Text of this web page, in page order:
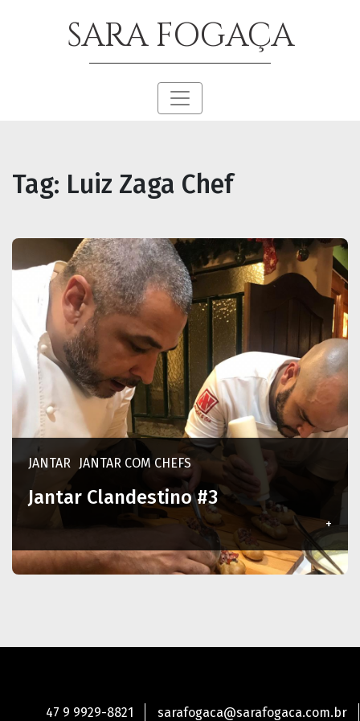
SARA FOGAÇA
Tag: Luiz Zaga Chef
JANTAR JANTAR COM CHEFS
Jantar Clandestino #3
+
47 9 9929-8821 sarafogaca@sarafogaca.com.br